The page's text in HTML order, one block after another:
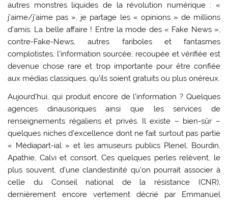
autres monstres liquides de la révolution numérique : «
j’aime/j’aime pas », je partage les « opinions » de millions
d’amis. La belle affaire ! Entre la mode des « Fake News »,
contre-Fake-News, autres fariboles et fantasmes
complotistes, l’information sourcée, recoupée et vérifiée est
devenue chose rare et trop importante pour être confiée
aux médias classiques, qu’ils soient gratuits ou plus onéreux.
Aujourd’hui, qui produit encore de l’information ? Quelques
agences dinausoriques ainsi que les services de
renseignements régaliens et privés. Il existe – bien-sûr –
quelques niches d’excellence dont ne fait surtout pas partie
« Médiapart-ial » et les amuseurs publics Plenel, Bourdin,
Apathie, Calvi et consort. Ces quelques perles relèvent, le
plus souvent, d’une clandestinité qu’on pourrait associer à
celle du Conseil national de la résistance (CNR),
dernièrement encore vertement décrié par Emmanuel